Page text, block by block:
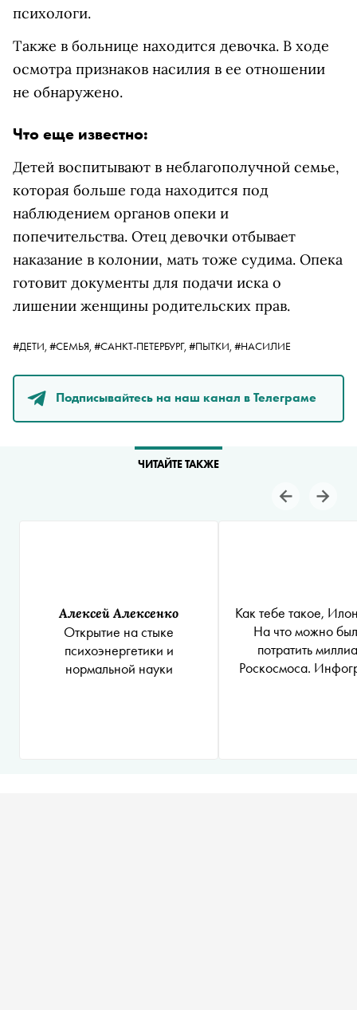
психологи.
Также в больнице находится девочка. В ходе
осмотра признаков насилия в ее отношении
не обнаружено.
Что еще известно:
Детей воспитывают в неблагополучной семье,
которая больше года находится под
наблюдением органов опеки и
попечительства. Отец девочки отбывает
наказание в колонии, мать тоже судима. Опека
готовит документы для подачи иска о
лишении женщины родительских прав.
#ДЕТИ, #СЕМЬЯ, #САНКТ-ПЕТЕРБУРГ, #ПЫТКИ, #НАСИЛИЕ
Подписывайтесь на наш канал в Телеграме
ЧИТАЙТЕ ТАКЖЕ
Алексей Алексенко
Открытие на стыке
психоэнергетики и
нормальной науки
Как тебе такое,
На что можно
потратить
Роскосмоса.